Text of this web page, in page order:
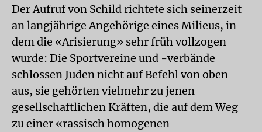
Der Aufruf von Schild richtete sich seinerzeit
an langjährige Angehörige eines Milieus, in
dem die «Arisierung» sehr früh vollzogen
wurde: Die Sportvereine und -verbände
schlossen Juden nicht auf Befehl von oben
aus, sie gehörten vielmehr zu jenen
gesellschaftlichen Kräften, die auf dem Weg
zu einer «rassisch homogenen